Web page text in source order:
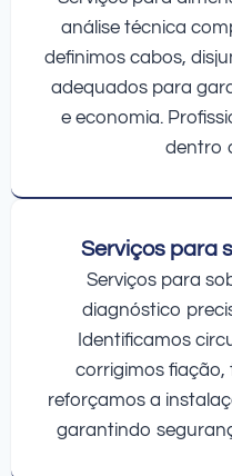
análise técnica
definimos cabos,
adequados para
e economia.
dentro
Serviços para
Serviços para
diagnóstico
Identificamos
corrigimos fiação,
reforçamos a
garantindo